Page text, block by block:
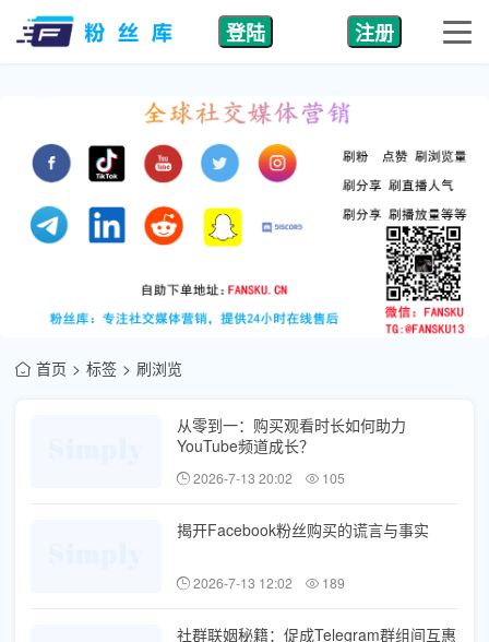
登陆 注册
首页 标签 刷浏览
从零到一：购买观看时长如何助力
YouTube频道成长？
2026-7-13 20:02 105
揭开Facebook粉丝购买的谎言与事实
2026-7-13 12:02 189
社群联姻秘籍：促成Telegram群组间互惠